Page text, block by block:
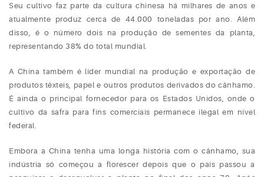
Seu cultivo faz parte da cultura chinesa há milhares de anos e
atualmente produz cerca de 44.000 toneladas por ano. Além
disso, é o número dois na produção de sementes da planta,
representando 38% do total mundial.
A China também é líder mundial na produção e exportação de
produtos têxteis, papel e outros produtos derivados do cânhamo.
É ainda o principal fornecedor para os Estados Unidos, onde o
cultivo da safra para fins comerciais permanece ilegal em nível
federal.
Embora a China tenha uma longa história com o cânhamo, sua
indústria só começou a florescer depois que o país passou a